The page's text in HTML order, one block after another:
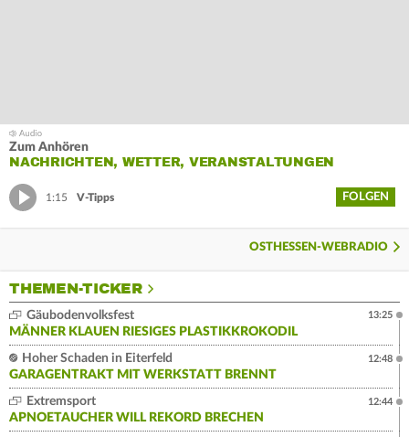
Zum Anhören
NACHRICHTEN, WETTER, VERANSTALTUNGEN
1:15 V-Tipps FOLGEN
OSTHESSEN-WEBRADIO
THEMEN-TICKER
Gäubodenvolksfest
MÄNNER KLAUEN RIESIGES PLASTIKKROKODIL
13:25
Hoher Schaden in Eiterfeld
GARAGENTRAKT MIT WERKSTATT BRENNT
12:48
Extremsport
APNOETAUCHER WILL REKORD BRECHEN
12:44